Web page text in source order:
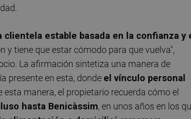
clientela estable basada en la confianza y
y tiene que estar cómodo para que vuelva",
La afirmación sintetiza una manera de
presente en esta, donde el vínculo personal
esta manera, el propietario recuerda cómo el
hasta Benicàssim, en unos años en los